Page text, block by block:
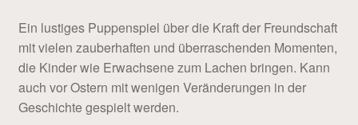
Ein lustiges Puppenspiel über die Kraft der Freundschaft
mit vielen zauberhaften und überraschenden Momenten,
die Kinder wie Erwachsene zum Lachen bringen. Kann
auch vor Ostern mit wenigen Veränderungen in der
Geschichte gespielt werden.